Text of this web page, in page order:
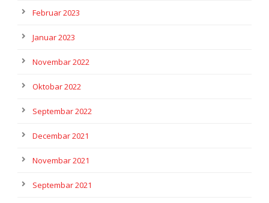
Februar 2023
Januar 2023
Novembar 2022
Oktobar 2022
Septembar 2022
Decembar 2021
Novembar 2021
Septembar 2021